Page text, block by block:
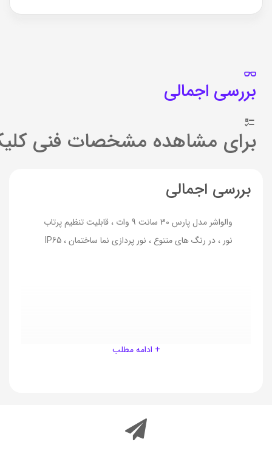
بررسی اجمالی
برای مشاهده مشخصات فنی
بررسی اجمالی
والواشر مدل پارس 30 سانت 9 وات ، قابلیت تنظیم پرتاب
نور ، در رنگ های متنوع ، نور پردازی نما ساختمان ، IP65
+ ادامه مطلب